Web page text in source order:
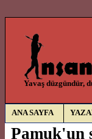
Yavaş düzgündür,
ANA SAYFA
Pamuk'un